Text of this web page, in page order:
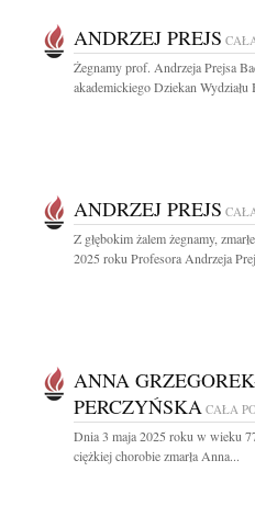
ANDRZEJ PREJS
Żegnamy prof. Andrzeja Prejsa
akademickiego Dziekan
ANDRZEJ PREJS
Z głębokim żalem żegnamy,
2025 roku Profesora Andrzeja
ANNA
PERCZYŃSKA CAŁA
Dnia 3 maja 2025 roku w wieku
ciężkiej chorobie zmarła Anna...